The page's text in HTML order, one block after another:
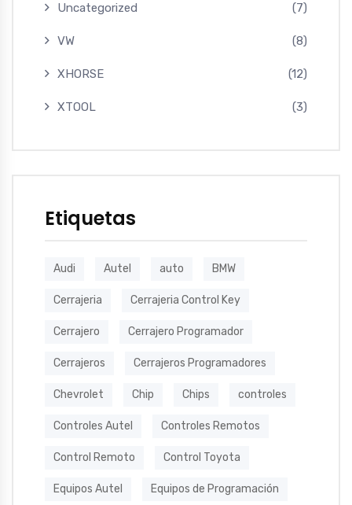
Uncategorized (7)
VW (8)
XHORSE (12)
XTOOL (3)
Etiquetas
Audi Autel auto BMW
Cerrajeria Cerrajeria Control Key
Cerrajero Cerrajero Programador
Cerrajeros Cerrajeros Programadores
Chevrolet Chip Chips controles
Controles Autel Controles Remotos
Control Remoto Control Toyota
Equipos Autel Equipos de Programación